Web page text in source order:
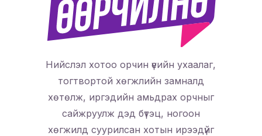
Нийслэл хотоо орчин үеийн ухаалаг,
тогтвортой хөгжлийн замналд
хөтөлж, иргэдийн амьдрах орчныг
сайжруулж дэд бүтэц, ногоон
хөгжилд суурилсан хотын ирээдүйг